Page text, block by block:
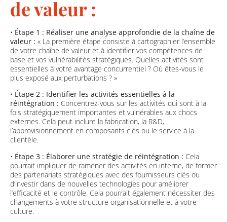
de valeur :
• Étape 1 : Réaliser une analyse approfondie de la chaîne de
valeur : « La première étape consiste à cartographier l’ensemble
de votre chaîne de valeur et à identifier vos compétences de
base et vos vulnérabilités stratégiques. Quelles activités sont
essentielles à votre avantage concurrentiel ? Où êtes-vous le
plus exposé aux perturbations ? »
• Étape 2 : Identifier les activités essentielles à la
réintégration : Concentrez-vous sur les activités qui sont à la
fois stratégiquement importantes et vulnérables aux chocs
externes. Cela peut inclure la fabrication, la R&D,
l’approvisionnement en composants clés ou le service à la
clientèle.
• Étape 3 : Élaborer une stratégie de réintégration : Cela
pourrait impliquer de ramener des activités en interne, de former
des partenariats stratégiques avec des fournisseurs clés ou
d’investir dans de nouvelles technologies pour améliorer
l’efficacité et le contrôle. Cela pourrait également nécessiter des
changements à votre structure organisationnelle et à votre
culture.